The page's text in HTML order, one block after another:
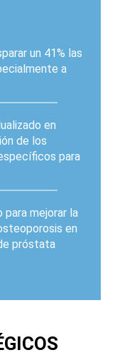
un 41% las
a
en
de los
para
mejorar la
en
próstata